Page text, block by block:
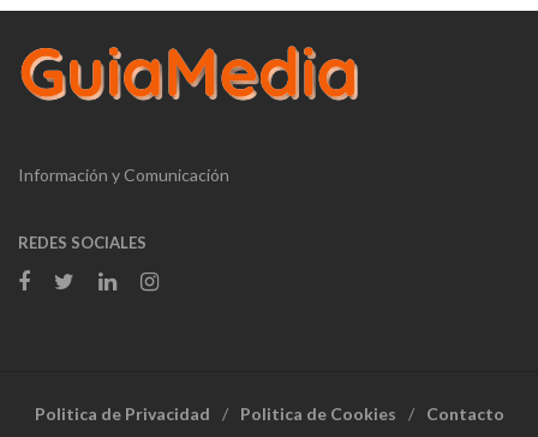
Información y Comunicación
REDES SOCIALES
Politica de Privacidad Politica de Cookies
Contacto